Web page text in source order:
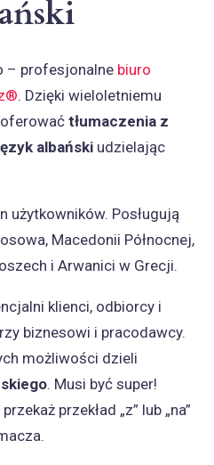
– profesjonalne biuro
. Dzięki wieloletniemu
tłumaczenia z
albański udzielając
użytkowników. Posługują
Macedonii Północnej,
i Arwanici w Grecji.
klienci, odbiorcy i
biznesowi i pracodawcy.
możliwości dzieli
. Musi być super!
przekład „z” lub „na”